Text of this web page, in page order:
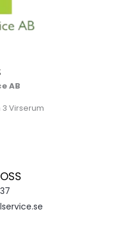
AB
Virserum